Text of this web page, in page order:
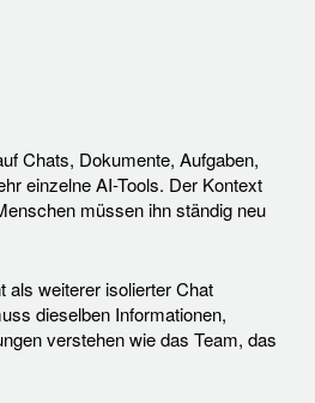
Chats, Dokumente, Aufgaben,
einzelne AI-Tools. Der Kontext
müssen ihn ständig neu
als weiterer isolierter Chat
dieselben Informationen,
verstehen wie das Team, das